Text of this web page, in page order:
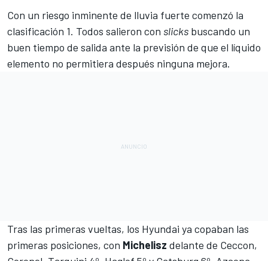
Con un riesgo inminente de lluvia fuerte comenzó la
clasificación 1. Todos salieron con slicks buscando un
buen tiempo de salida ante la previsión de que el líquido
elemento no permitiera después ninguna mejora.
Tras las primeras vueltas, los Hyundai ya copaban las
primeras posiciones, con Michelisz delante de Ceccon,